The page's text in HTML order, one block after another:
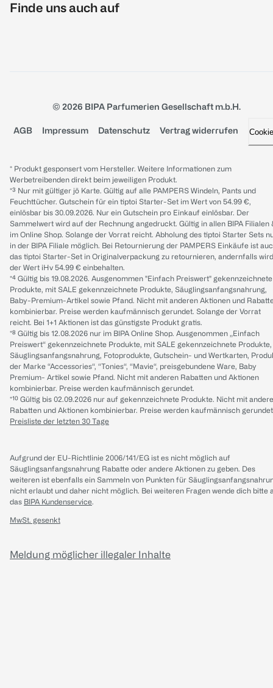
Finde uns auch auf
© 2026 BIPA Parfumerien Gesellschaft m.b.H.
AGB Impressum Datenschutz Vertrag widerrufen
* Produkt gesponsert vom Hersteller. Weitere Informationen zum
Werbetreibenden direkt beim jeweiligen Produkt.
*³ Nur mit gültiger jö Karte. Gültig auf alle PAMPERS Windeln, Pants und
Feuchttücher. Gutschein für ein tiptoi Starter-Set im Wert von 54.99 €,
einlösbar bis 30.09.2026. Nur ein Gutschein pro Einkauf einlösbar. Der
Sammelwert wird auf der Rechnung angedruckt. Gültig in allen BIPA Filialen
im Online Shop. Solange der Vorrat reicht. Abholung des tiptoi Starter Sets
in der BIPA Filiale möglich. Bei Retournierung der PAMPERS Einkäufe ist
das tiptoi Starter-Set in Originalverpackung zu retournieren, andernfalls wird
der Wert iHv 54.99 € einbehalten.
*⁴ Gültig bis 19.08.2026. Ausgenommen "Einfach Preiswert" gekennzeichnete
Produkte, mit SALE gekennzeichnete Produkte, Säuglingsanfangsnahrung,
Baby-Premium-Artikel sowie Pfand. Nicht mit anderen Aktionen und
kombinierbar. Preise werden kaufmännisch gerundet. Solange der Vorrat
reicht. Bei 1+1 Aktionen ist das günstigste Produkt gratis.
*⁸ Gültig bis 12.08.2026 nur im BIPA Online Shop. Ausgenommen „Einfach
Preiswert“ gekennzeichnete Produkte, mit SALE gekennzeichnete Produkte,
Säuglingsanfangsnahrung, Fotoprodukte, Gutschein- und Wertkarten,
der Marke “Accessories“, “Tonies“, “Mavie“, preisgebundene Ware, Baby
Premium- Artikel sowie Pfand. Nicht mit anderen Rabatten und Aktionen
kombinierbar. Preise werden kaufmännisch gerundet.
*¹⁰ Gültig bis 02.09.2026 nur auf gekennzeichnete Produkte. Nicht mit
Rabatten und Aktionen kombinierbar. Preise werden kaufmännisch
Preisliste der letzten 30 Tage
Aufgrund der EU-Richtlinie 2006/141/EG ist es nicht möglich auf
Säuglingsanfangsnahrung Rabatte oder andere Aktionen zu geben. Des
weiteren ist ebenfalls ein Sammeln von Punkten für
nicht erlaubt und daher nicht möglich. Bei weiteren Fragen wende dich bitte
das BIPA Kundenservice.
MwSt. gesenkt
Meldung möglicher illegaler Inhalte